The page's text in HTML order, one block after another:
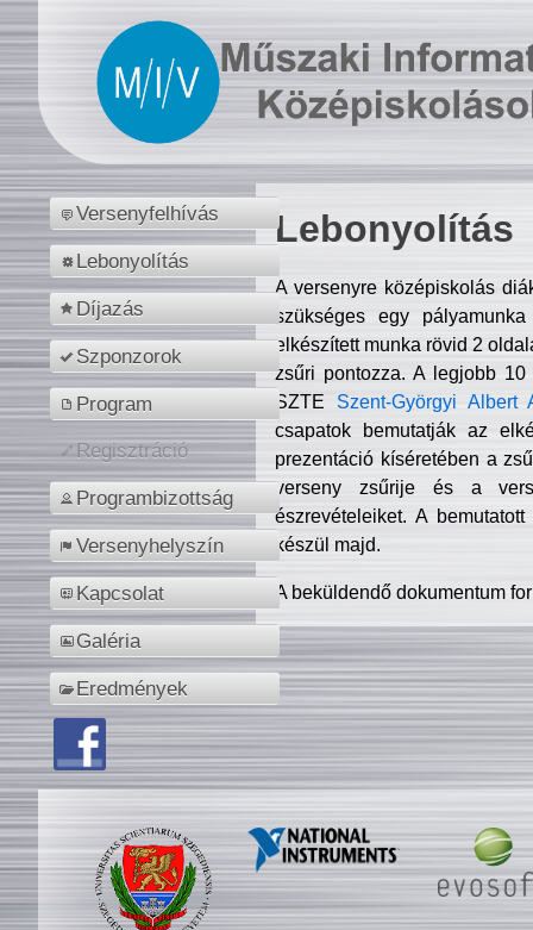
Versenyfelhívás
Lebonyolítás
Díjazás
Szponzorok
Program
Regisztráció
Programbizottság
Versenyhelyszín
Kapcsolat
Galéria
Eredmények
Lebonyolítás
A versenyre középiskolás
szükséges egy
elkészített munka rövid 2
zsűri pontozza. A legjobb
SZTE Szent-Györgyi Albert
csapatok bemutatják az
prezentáció kíséretében a
verseny zsűrije és a
észrevételeiket. A
készül majd.
A beküldendő dokumentum